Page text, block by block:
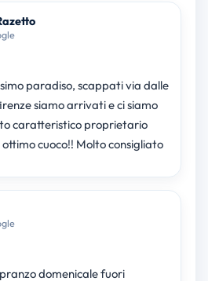
paradiso, scappati via dalle
siamo arrivati e ci siamo
caratteristico proprietario
molto in gamba e un ottimo cuoco!! Molto consigliato
domenicale fuori